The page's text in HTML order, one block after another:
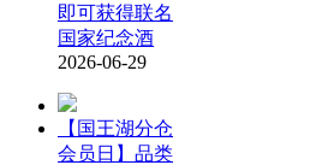
即可获得联名
国家纪念酒
2026-06-29
【国王湖分仓
会员日】品类